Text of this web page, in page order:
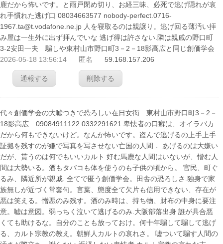
鹿だから怖いです。と雨戸閉め切り、お経三昧、必死で逃げ隠れが哀
れ手慣れた逃げ口 08034663577 nobody-perfect.0716-
1967.ta@t.vodafone.ne.jp 人を寝取るのは親譲り。逃げ回る薄汚い拝
み屋は一生外に出ず拝んでいな 逃げ得は許さない.隣は親戚の野口町
3-2安田一夫 騙しや東村山市野口町3－2－18影高広と同じ創価学会
2026-05-18 13:56:14
匿名 59.168.157.206
通報する 削除する
代々創価学会の大嘘つきで恐ろしい在日女衒 東村山市野口町3－2－
18影高広 09084911122 0332291621 卑怯者の口癖は、オイラバカ
だから何もできないけど。なんか怖いです。盗んで逃げるの上手上手
証拠を残すのが嫌で写真を写させない亡国の人間． あげるのは大嫌い
だが、貰うのは何でもいいカルト 好む馬鹿な人間はいないが、憎む人
間は大勢いる。酒もタバコも体を使うのも子供の頃から。 官民、町ぐ
るみ、隣近所が親戚. 全てで匿う創価学会。田舎の恐ろしさ.独身で家
族無しが近づく常套句。言葉、態度全て欠片も信用できない、存在が
悪は笑える。憎悪のみ残す。酒のみ時は、持ち物、財布の中身に要注
意。嘘は意図。弱っちく泣いて逃げるのみ.大阪部落出身 誰が具合悪
くても助けるな。自分のことも放っておけ。何十年騙して騙して逃げ
る、カルト宗教の教え。朝鮮人カルトの哀れさ。 嘘ついて騙す人間の